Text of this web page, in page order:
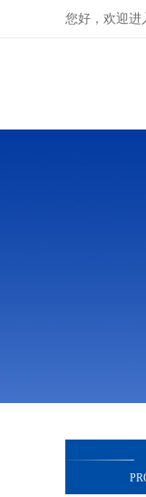
您好，欢迎进